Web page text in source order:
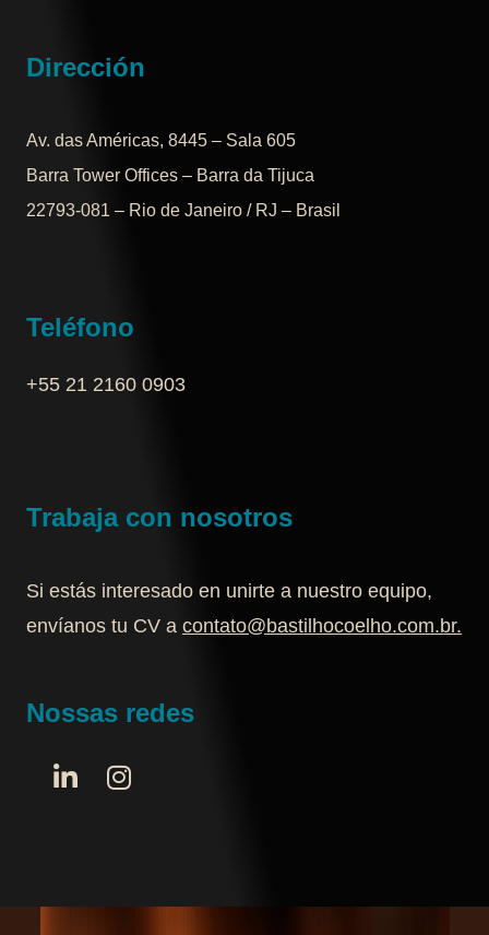
Dirección
Av. das Américas, 8445 – Sala 605
Barra Tower Offices – Barra da Tijuca
22793-081 – Rio de Janeiro / RJ – Brasil
Teléfono
+55 21 2160 0903‬
Trabaja con nosotros
Si estás interesado en unirte a nuestro equipo,
envíanos tu CV a contato@bastilhocoelho.com.br.
Nossas redes